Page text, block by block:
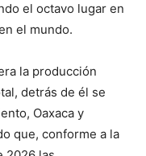
el octavo lugar en
el mundo.
la producción
detrás de él se
Oaxaca y
que, conforme a la